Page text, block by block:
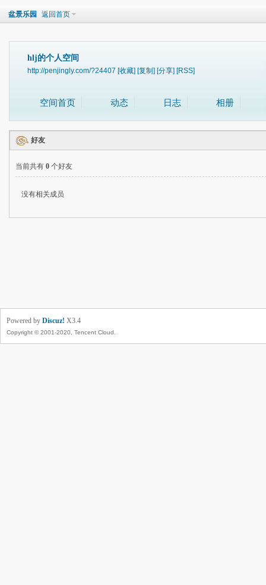
盆景乐园 返回首页
hlj的个人空间
http://penjingly.com/?24407 [收藏] [复制] [分享] [RSS]
空间首页 动态 日志 相册
好友
当前共有 0 个好友
没有相关成员
Powered by Discuz! X3.4
Copyright © 2001-2020, Tencent Cloud.